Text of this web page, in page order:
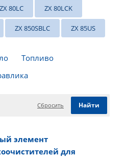
ZX 80LC ZX 80LCK
ZX 850SBLC ZX 85US
Топливо
Сбросить
элемент
для